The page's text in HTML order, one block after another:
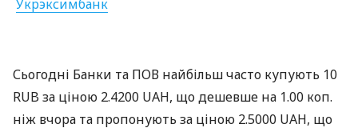
Укрэксимбанк
Сьогодні Банки та ПОВ найбільш часто купують 10
RUB за ціною 2.4200 UAH, що дешевше на 1.00 коп.
ніж вчора та пропонують за ціною 2.5000 UAH, що